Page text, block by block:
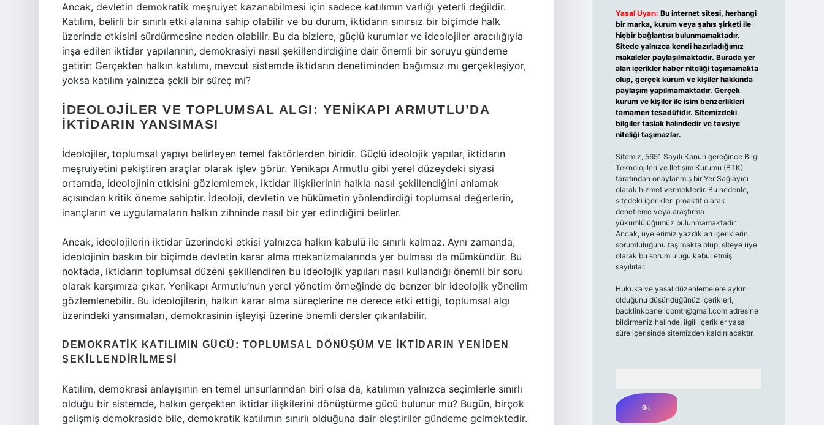
Ancak, devletin demokratik meşruiyet kazanabilmesi için sadece katılımın varlığı yeterli değildir.
Katılım, belirli bir sınırlı etki alanına sahip olabilir ve bu durum, iktidarın sınırsız bir biçimde halk
üzerinde etkisini sürdürmesine neden olabilir. Bu da bizlere, güçlü kurumlar ve ideolojiler aracılığıyla
inşa edilen iktidar yapılarının, demokrasiyi nasıl şekillendirdiğine dair önemli bir soruyu gündeme
getirir: Gerçekten halkın katılımı, mevcut sistemde iktidarın denetiminden bağımsız mı gerçekleşiyor,
yoksa katılım yalnızca şekli bir süreç mi?
İDEOLOJILER VE TOPLUMSAL ALGI: YENIKAPI ARMUTLU’DA
İKTIDARIN YANSIMASI
İdeolojiler, toplumsal yapıyı belirleyen temel faktörlerden biridir. Güçlü ideolojik yapılar, iktidarın
meşruiyetini pekiştiren araçlar olarak işlev görür. Yenikapı Armutlu gibi yerel düzeydeki siyasi
ortamda, ideolojinin etkisini gözlemlemek, iktidar ilişkilerinin halkla nasıl şekillendiğini anlamak
açısından kritik öneme sahiptir. İdeoloji, devletin ve hükümetin yönlendirdiği toplumsal değerlerin,
inançların ve uygulamaların halkın zihninde nasıl bir yer edindiğini belirler.
Ancak, ideolojilerin iktidar üzerindeki etkisi yalnızca halkın kabulü ile sınırlı kalmaz. Aynı zamanda,
ideolojinin baskın bir biçimde devletin karar alma mekanizmalarında yer bulması da mümkündür. Bu
noktada, iktidarın toplumsal düzeni şekillendiren bu ideolojik yapıları nasıl kullandığı önemli bir soru
olarak karşımıza çıkar. Yenikapı Armutlu’nun yerel yönetim örneğinde de benzer bir ideolojik yönelim
gözlemlenebilir. Bu ideolojilerin, halkın karar alma süreçlerine ne derece etki ettiği, toplumsal algı
üzerindeki yansımaları, demokrasinin işleyişi üzerine önemli dersler çıkarılabilir.
DEMOKRATIK KATILIMIN GÜCÜ: TOPLUMSAL DÖNÜŞÜM VE İKTIDARIN YENIDEN
ŞEKILLENDIRILMESI
Katılım, demokrasi anlayışının en temel unsurlarından biri olsa da, katılımın yalnızca seçimlerle sınırlı
olduğu bir sistemde, halkın gerçekten iktidar ilişkilerini dönüştürme gücü bulunur mu? Bugün, birçok
gelişmiş demokraside bile, demokratik katılımın sınırlı olduğuna dair eleştiriler gündeme gelmektedir.
Yasal Uyarı: Bu internet sitesi, herhangi
bir marka, kurum veya şahıs şirketi ile
hiçbir bağlantısı bulunmamaktadır.
Sitede yalnızca kendi hazırladığımız
makaleler paylaşılmaktadır. Burada yer
alan içerikler haber niteliği taşımamakta
olup, gerçek kurum ve kişiler hakkında
paylaşım yapılmamaktadır. Gerçek
kurum ve kişiler ile isim benzerlikleri
tamamen tesadüfidir. Sitemizdeki
bilgiler taslak halindedir ve tavsiye
niteliği taşımazlar.
Sitemiz, 5651 Sayılı Kanun gereğince Bilgi
Teknolojileri ve İletişim Kurumu (BTK)
tarafından onaylanmış bir Yer Sağlayıcı
olarak hizmet vermektedir. Bu nedenle,
sitedeki içerikleri proaktif olarak
denetleme veya araştırma
yükümlülüğümüz bulunmamaktadır.
Ancak, üyelerimiz yazdıkları içeriklerin
sorumluluğunu taşımakta olup, siteye üye
olarak bu sorumluluğu kabul etmiş
sayılırlar.
Hukuka ve yasal düzenlemelere aykırı
olduğunu düşündüğünüz içerikleri,
backlinkpanelicomtr@gmail.comadresine
bildirmeniz halinde, ilgili içerikler yasal
süre içerisinde sitemizden kaldırılacaktır.